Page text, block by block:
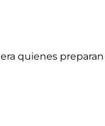
quienes